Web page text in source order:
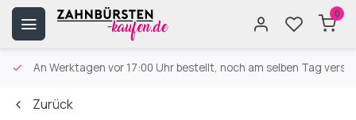
0
An Werktagen vor 17:00 Uhr bestellt, noch am selben Tag
Zurück